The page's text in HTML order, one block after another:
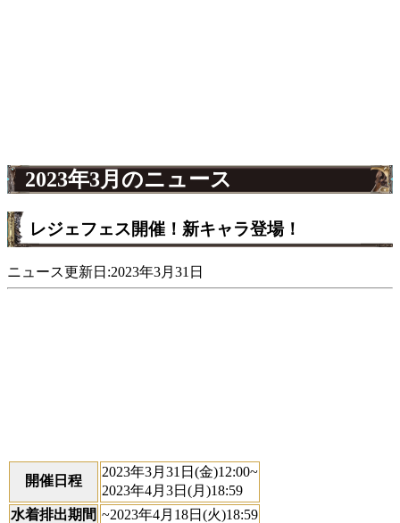
2023年3月のニュース
レジェフェス開催！新キャラ登場！
ニュース更新日:2023年3月31日
開催日程
2023年3月31日(金)12:00~
2023年4月3日(月)18:59
水着排出期間 ~2023年4月18日(火)18:59